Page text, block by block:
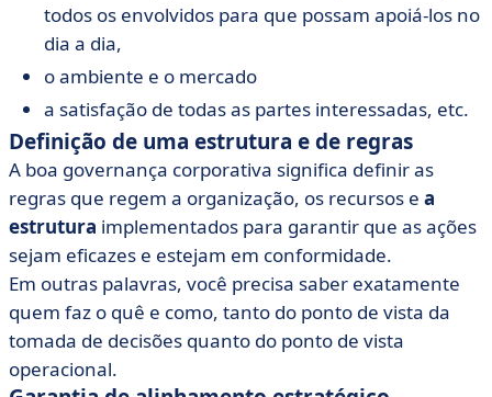
todos os envolvidos para que possam apoiá-los no
dia a dia,
o ambiente e o mercado
a satisfação de todas as partes interessadas, etc.
Definição de uma estrutura e de regras
A boa governança corporativa significa definir as
regras que regem a organização, os recursos e a
estrutura implementados para garantir que as ações
sejam eficazes e estejam em conformidade.
Em outras palavras, você precisa saber exatamente
quem faz o quê e como, tanto do ponto de vista da
tomada de decisões quanto do ponto de vista
operacional.